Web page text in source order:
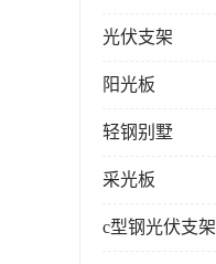
光伏支架
阳光板
轻钢别墅
采光板
c型钢光伏支架